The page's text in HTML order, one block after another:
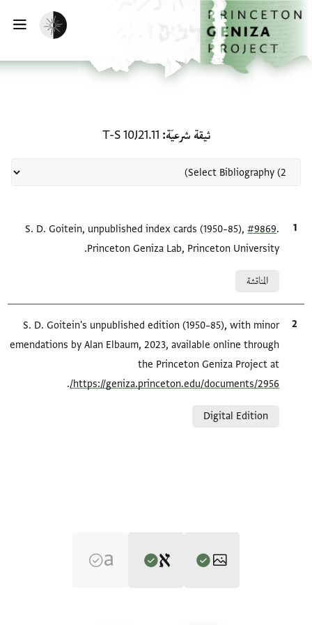
إلى المحتوى الرئيسي
الرئيسية
تفعيل الوضع المظلم
ثيقة شرعيّة T-S 10J21.11
الاقتباس المرجعيS. D. Goitein, unpublished index cards (1950–85),#9869
Princeton Geniza Lab, Princeton University.
المناقشة
الاقتباس المرجعي
S. D. Goitein's unpublished edition (1950–85), with minor
emendations by Alan Elbaum, 2023, available online through
the Princeton Geniza Project at
https://geniza.princeton.edu/documents/2956/
.
Digital Edition